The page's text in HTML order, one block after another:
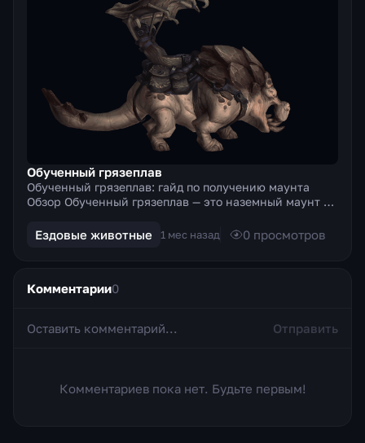
Обученный грязеплав
Обученный грязеплав: гайд по получению маунта
Обзор Обученный грязеплав — это наземный маунт из
це...
Ездовые животные 1 мес назад 0 просмотров
Комментарии0
Отправить
Комментариев пока нет. Будьте первым!